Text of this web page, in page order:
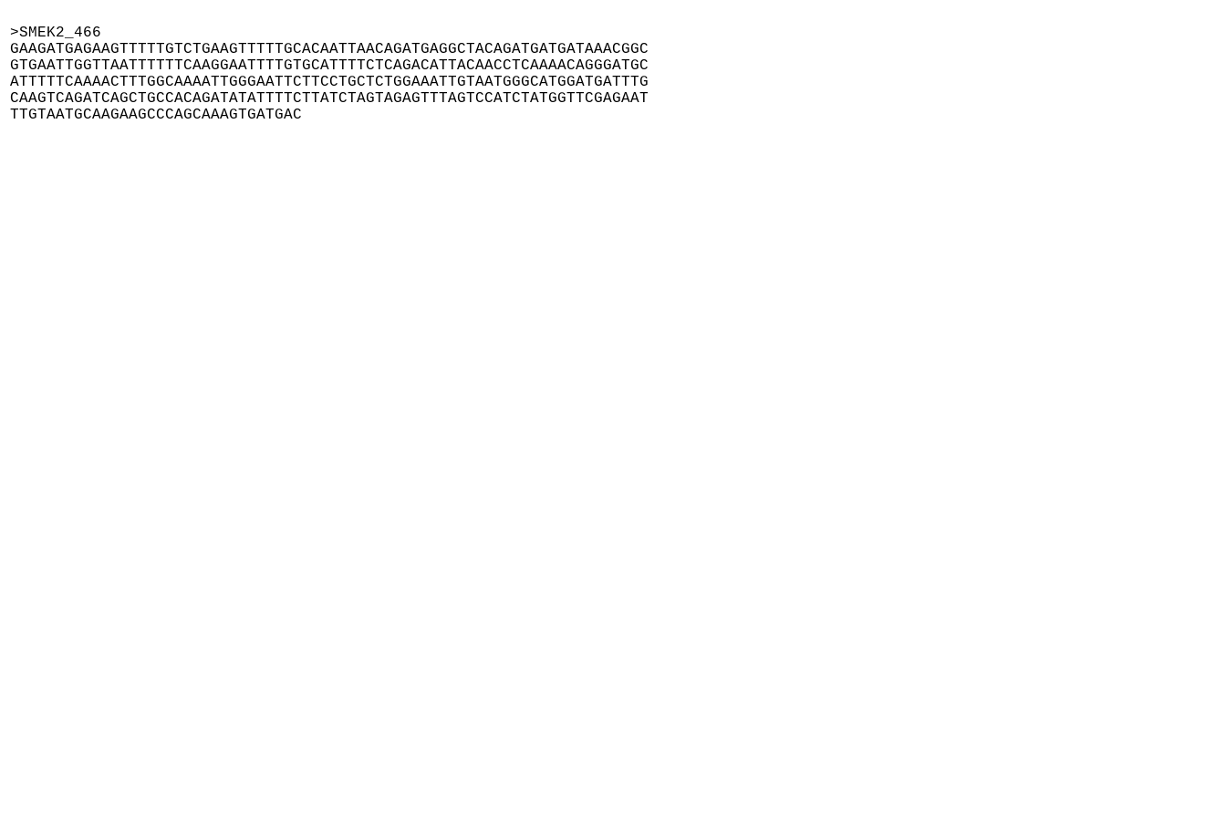
>SMEK2_466
GAAGATGAGAAGTTTTTGTCTGAAGTTTTTGCACAATTAACAGATGAGGCTACAGATGATGATAAACGGC
GTGAATTGGTTAATTTTTTCAAGGAATTTTGTGCATTTTCTCAGACATTACAACCTCAAAACAGGGATGC
ATTTTTCAAAACTTTGGCAAAATTGGGAATTCTTCCTGCTCTGGAAATTGTAATGGGCATGGATGATTTG
CAAGTCAGATCAGCTGCCACAGATATATTTTCTTATCTAGTAGAGTTTAGTCCATCTATGGTTCGAGAAT
TTGTAATGCAAGAAGCCCAGCAAAGTGATGAC